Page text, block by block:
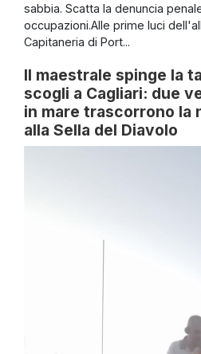
sabbia. Scatta la denuncia
occupazioni.Alle prime luci
Capitaneria di Port...
Il maestrale spinge la
scogli a Cagliari: due
in mare trascorrono la
alla Sella del Diavolo